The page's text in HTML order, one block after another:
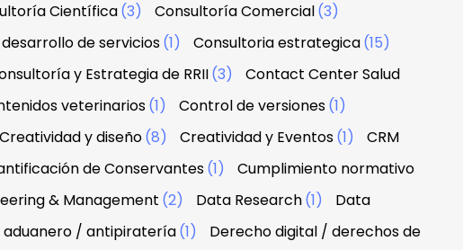
Científica(3) Consultoría Comercial(3)
de servicios(1) Consultoria estrategica(15)
y Estrategia de RRII(3)
Contact Center Salud
veterinarios(1) Control de versiones(1)
Creatividad y diseño(8) Creatividad y Eventos(1)
CRM
de Conservantes(1)
Cumplimiento normativo
& Management (2) Data Research(1)
Data
aduanero / antipiratería(1)
Derecho digital / derechos de